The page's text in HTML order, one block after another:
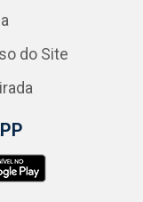
do Site